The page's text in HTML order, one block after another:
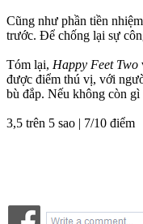
Cũng như phần tiền
trước. Để chống lại sự
Tóm lại, Happy Feet Two
được điểm thú vị, với
bù đắp. Nếu không còn
3,5 trên 5 sao | 7/10 điểm